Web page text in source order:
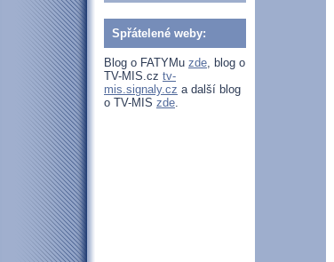
Spřátelené weby:
Blog o FATYMu zde, blog o
TV-MIS.cz tv-
mis.signaly.cz a další blog
o TV-MIS zde.